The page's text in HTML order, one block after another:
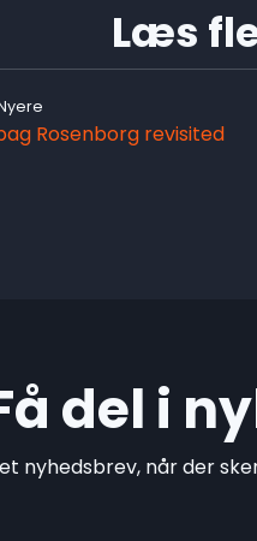
Læs
Rosenborg revisited
del i
nyhedsbrev, når der